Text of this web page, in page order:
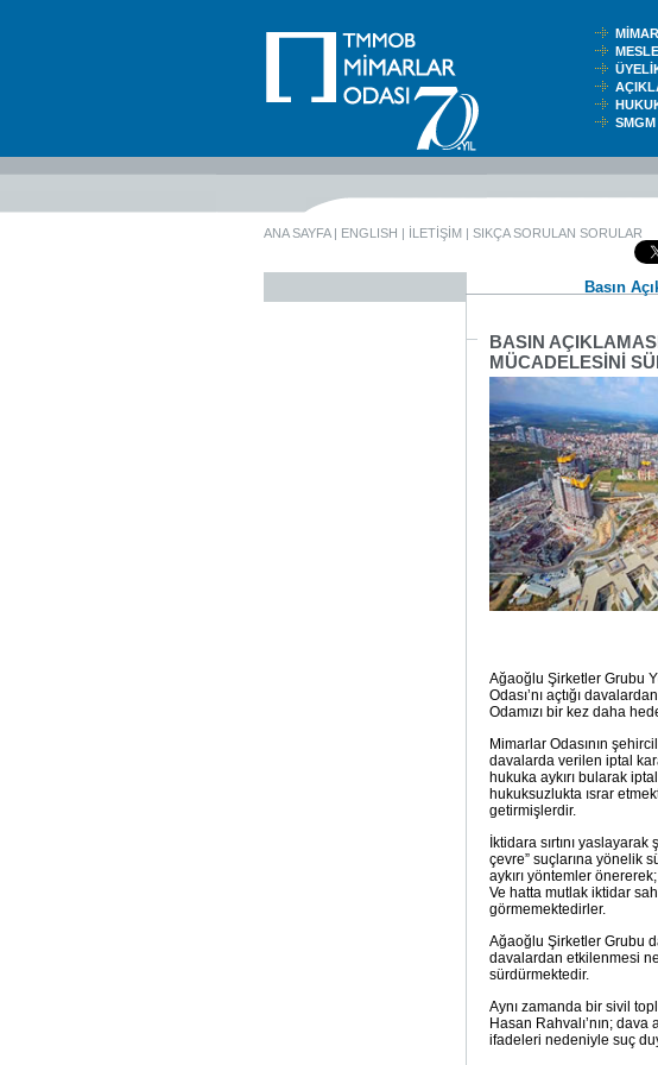
SMGM
ANA SAYFA| ENGLISH | İLETİŞİM | SIKÇA SORULAN SORULAR
Basın
BASIN
MÜCADELESİNİ
Ağaoğlu Şirketler Grubu
Odası’nı açtığı
Odamızı bir kez daha
Mimarlar Odasının
davalarda verilen iptal
hukuka aykırı bularak
hukuksuzlukta ısrar
getirmişlerdir.
İktidara sırtını
çevre” suçlarına yönelik
aykırı yöntemler
Ve hatta mutlak iktidar
görmemektedirler.
Ağaoğlu Şirketler Grubu da,
davalardan etkilenmesi
sürdürmektedir.
Aynı zamanda bir sivil
Hasan Rahvalı’nın;
ifadeleri nedeniyle suç